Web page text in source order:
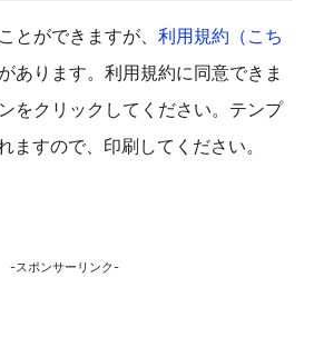
とができますが、 利用規約（こち
あります。利用規約に同意できま
をクリックしてください。テンプ
ますので、印刷してください。
-スポンサーリンク-